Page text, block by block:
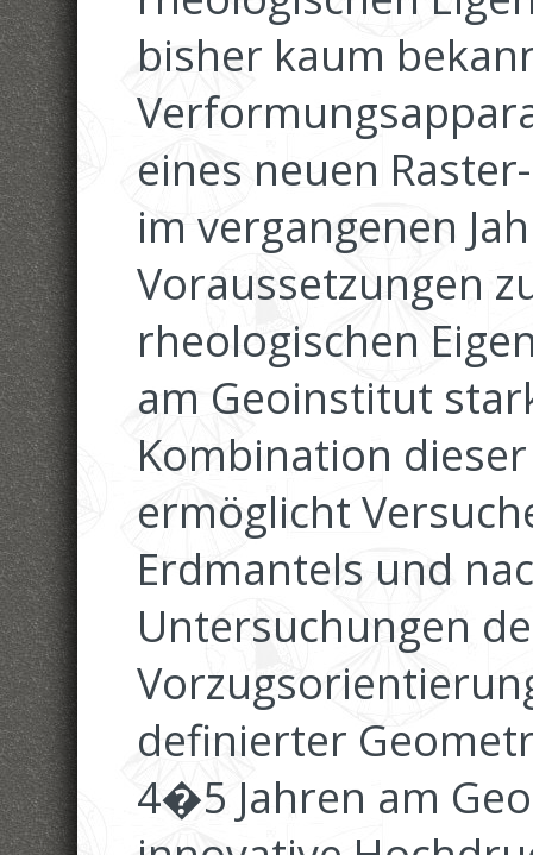
bisher kaum
eines neuen
im vergangenen
Voraussetzungen
rheologischen
am Geoinstitut
Kombination
ermöglicht
Erdmantels und
Untersuchungen
definierter
4�5 Jahren am